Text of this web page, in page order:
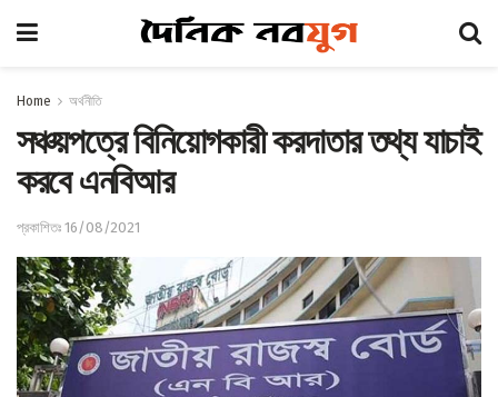
Home অর্থনীতি
সঞ্চয়পত্রে বিনিয়োগকারী করদাতার তথ্য যাচাই
করবে এনবিআর
প্রকাশিতঃ 16/08/2021